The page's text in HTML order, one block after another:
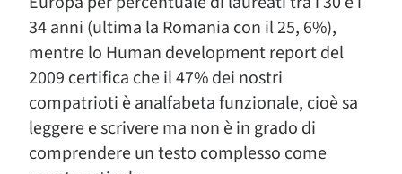
34 anni (ultima la Romania con il 25, 6%),
mentre lo Human development report del
2009 certifica che il 47% dei nostri
compatrioti è analfabeta funzionale, cioè sa
leggere e scrivere ma non è in grado di
comprendere un testo complesso come